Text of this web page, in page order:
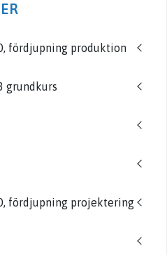
fördjupning produktion
grundkurs
fördjupning projektering